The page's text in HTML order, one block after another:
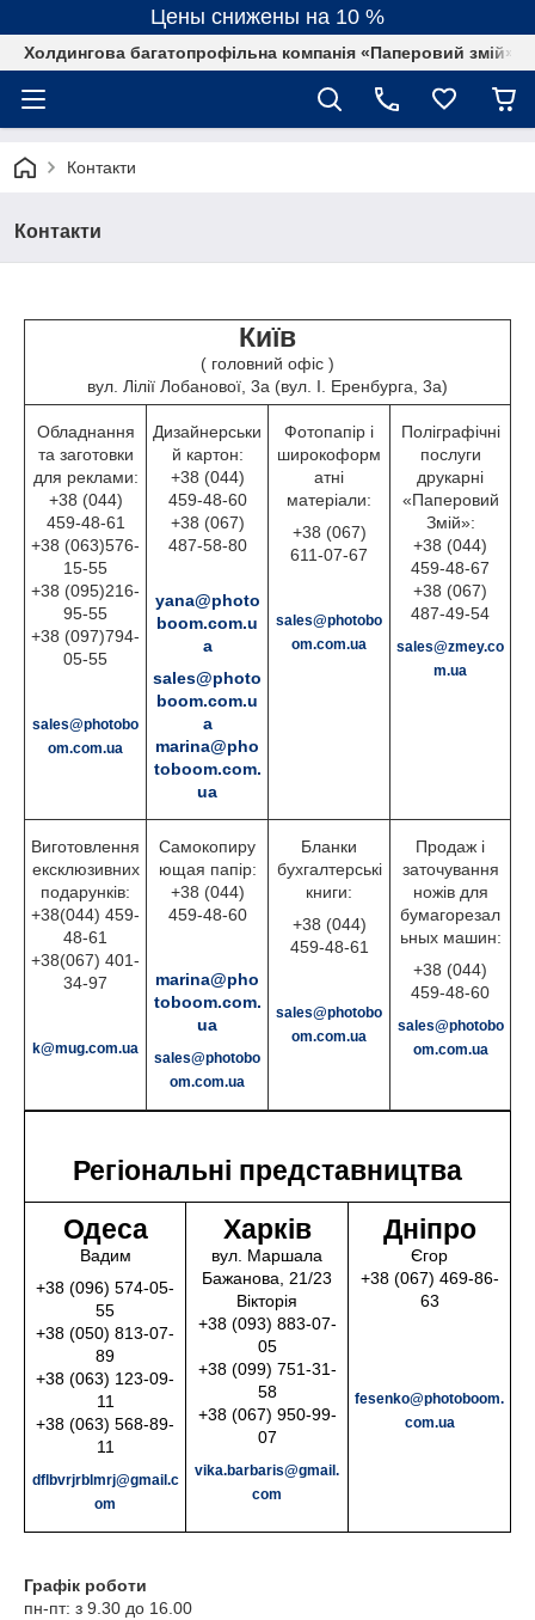
Цены снижены на 10 %
Холдингова багатопрофільна компанія «Паперовий змій»
Контакти
Контакти
Київ
( головний офіс )
вул. Лілії Лобанової, 3а (вул. І. Еренбурга, 3а)
Обладнання
та заготовки
для реклами:
+38 (044)
459-48-61
+38 (063)576-
15-55
+38 (095)216-
95-55
+38 (097)794-
05-55
sales@photobo
om.com.ua
Дизайнерськи
й картон:
+38 (044)
459-48-60
+38 (067)
487-58-80
yana@photo
boom.com.u
a
sales@photo
boom.com.u
a
marina@pho
toboom.com.
ua
Фотопапір і
широкоформ
атні
матеріали:
+38 (067)
611-07-67
sales@photobo
om.com.ua
Поліграфічні
послуги
друкарні
«Паперовий
Змій»:
+38 (044)
459-48-67
+38 (067)
487-49-54
sales@zmey.co
m.ua
Виготовлення
ексклюзивних
подарунків:
+38(044) 459-
48-61
+38(067) 401-
34-97
k@mug.com.ua
Самокопиру
ющая папір:
+38 (044)
459-48-60
marina@pho
toboom.com.
ua
sales@photobo
om.com.ua
Бланки
бухгалтерські
книги:
+38 (044)
459-48-61
sales@photobo
om.com.ua
Продаж і
заточування
ножів для
бумагорезал
ьных машин:
+38 (044)
459-48-60
sales@photobo
om.com.ua
Регіональні представництва
Одеса
Вадим
+38 (096) 574-05-
55
+38 (050) 813-07-
89
+38 (063) 123-09-
11
+38 (063) 568-89-
11
dflbvrjrblmrj@gmail.c
om
Харків
вул. Маршала
Бажанова, 21/23
Вікторія
+38 (093) 883-07-
05
+38 (099) 751-31-
58
+38 (067) 950-99-
07
vika.barbaris@gmail.
com
Дніпро
Єгор
+38 (067) 469-86-
63
fesenko@photoboom.
com.ua
Графік роботи
пн-пт: з 9.30 до 16.00